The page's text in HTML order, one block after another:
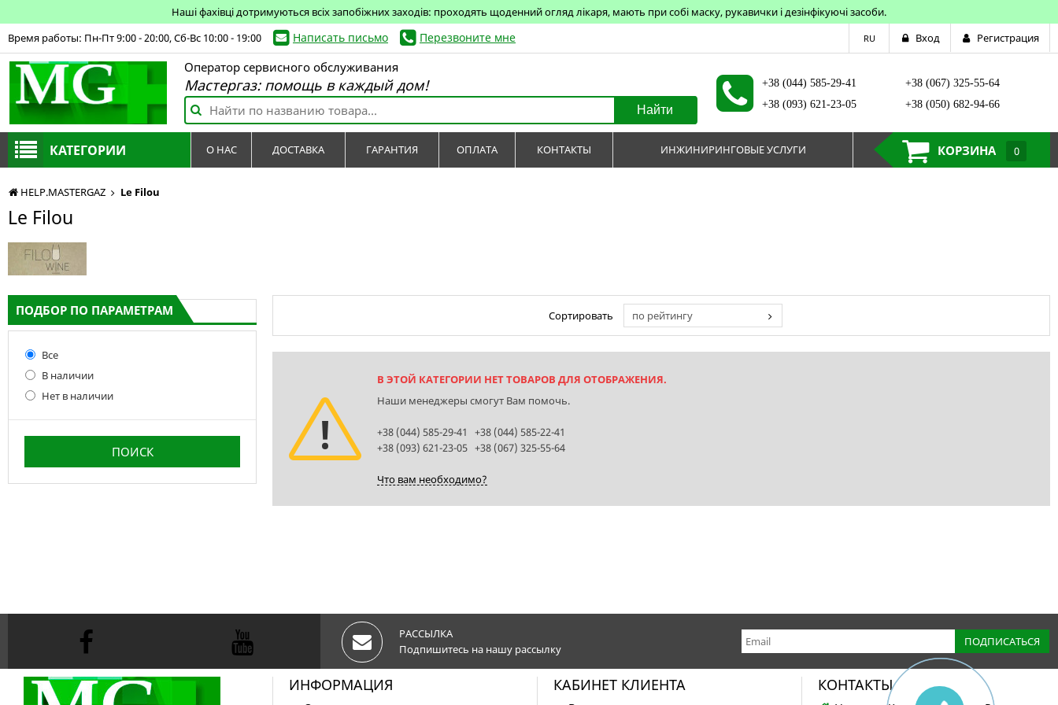
Наші фахівці дотримуються всіх запобіжних заходів: проходять щоденний огляд лікаря, мають при собі маску, рукавички і дезінфікуючі засоби.
HELP.MASTERGAZ Le Filou
Le Filou
ПОДБОР ПО ПАРАМЕТРАМ
Все
В наличии
Нет в наличии
Сортировать по рейтингу
В ЭТОЙ КАТЕГОРИИ НЕТ ТОВАРОВ ДЛЯ ОТОБРАЖЕНИЯ.
Наши менеджеры смогут Вам помочь.
+38 (044) 585-29-41 +38 (044) 585-22-41
+38 (093) 621-23-05 +38 (067) 325-55-64
Что вам необходимо?
Время работы: Пн-Пт 9:00 - 20:00, Сб-Вс 10:00 - 19:00 Написать письмо Перезвоните мне RU Вход Регистрация
Оператор сервисного обслуживания
Мастергаз: помощь в каждый дом!
Найти
+38 (044) 585-29-41
+38 (093) 621-23-05
+38 (067) 325-55-64
+38 (050) 682-94-66
КАТЕГОРИИ О НАС ДОСТАВКА ГАРАНТИЯ ОПЛАТА КОНТАКТЫ ИНЖИНИРИНГОВЫЕ УСЛУГИ КОРЗИНА 0
РАССЫЛКА
Подпишитесь на нашу рассылку
ИНФОРМАЦИЯ КАБИНЕТ КЛИЕНТА КОНТАКТЫ